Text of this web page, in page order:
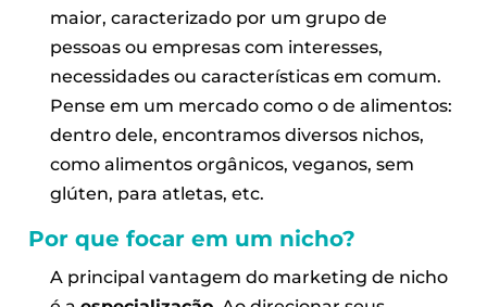
maior, caracterizado por um grupo de
pessoas ou empresas com interesses,
necessidades ou características em comum.
Pense em um mercado como o de alimentos:
dentro dele, encontramos diversos nichos,
como alimentos orgânicos, veganos, sem
glúten, para atletas, etc.
Por que focar em um nicho?
A principal vantagem do marketing de nicho